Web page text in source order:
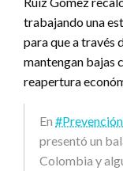
trabajando una
para que a través
mantengan bajas
reapertura
En
presentó un
Colombia y